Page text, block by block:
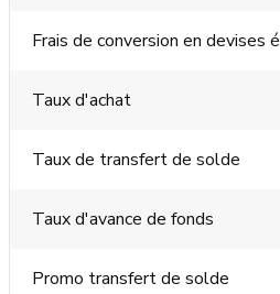
Frais de conversion en devises
Taux d'achat
Taux de transfert de solde
Taux d'avance de fonds
Promo transfert de solde